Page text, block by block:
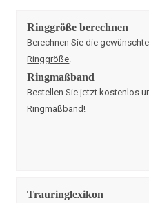
Ringgröße berechnen
Berechnen Sie die gewünschte
Ringgröße
Ringmaßband
Bestellen Sie jetzt kostenlos
Ringmaßband!
Trauringlexikon